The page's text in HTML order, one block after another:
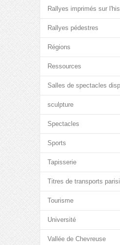
Rallyes imprimés sur
Rallyes pédestres
Régions
Ressources
Salles de spectacles
sculpture
Spectacles
Sports
Tapisserie
Titres de transports
Tourisme
Université
Vallée de Chevreuse